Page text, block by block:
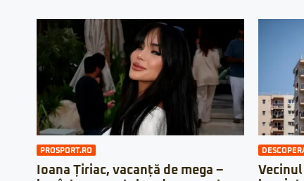
PROSPORT.RO
Ioana Țiriac, vacanță de mega –